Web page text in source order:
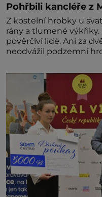
Pohřbili kancléře z
Z kostelní hrobky u
rány a tlumené výkřiky.
pověrčiví lidé. Ani za
neodvážil podzemní
divné burácení
později hrobku